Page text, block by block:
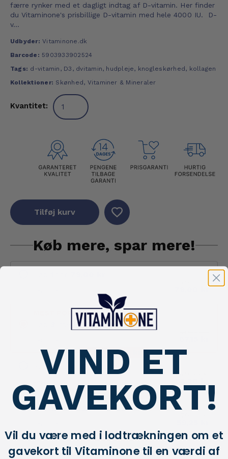
færre rynker med et dagligt indtag af D-vitamin. Her finder
du Vitaminone's prisbillige D-vitamin med hele 4000 IU. D-
v...
Udbyder: Vitaminone.dk
Barcode: 5903933902524
Tags: d-vitamin , D3 , dvitamin, hudpleje, knogleskørhed , kollagen
Kollektioner: Skønhed , Vitaminer & Mineraler
Kvantitet:
Tilføj kurv
Køb mere, spar mere!
79,00 kr
MEST POPULÆRE
15 % % rabat
Save:
35,55 kr
Køb 6 med 20% % rabat
Save:
94,80 kr
Køb
12 med 25% % rabat
Save:
237,00 kr
VIND ET
GAVEKORT!
Vil du være med i lodtrækningen om et
gavekort til Vitaminone til en værdi af